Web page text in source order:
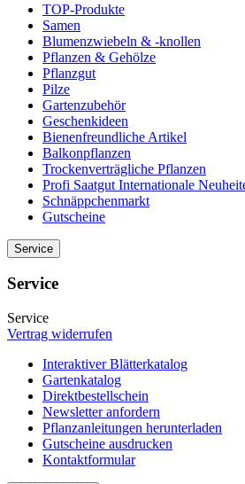
TOP-Produkte
Samen
Blumenzwiebeln & -knollen
Pflanzen & Gehölze
Pflanzgut
Pilze
Gartenzubehör
Geschenkideen
Bienenfreundliche Artikel
Balkonpflanzen
Trockenverträgliche Pflanzen
Profi Saatgut Internationale
Schnäppchenmarkt
Gutscheine
Service
Service
Service
Vertrag widerrufen
Interaktiver Blätterkatalog
Gartenkatalog
Direktbestellschein
Newsletter anfordern
Pflanzanleitungen herunterladen
Gutscheine ausdrucken
Kontaktformular